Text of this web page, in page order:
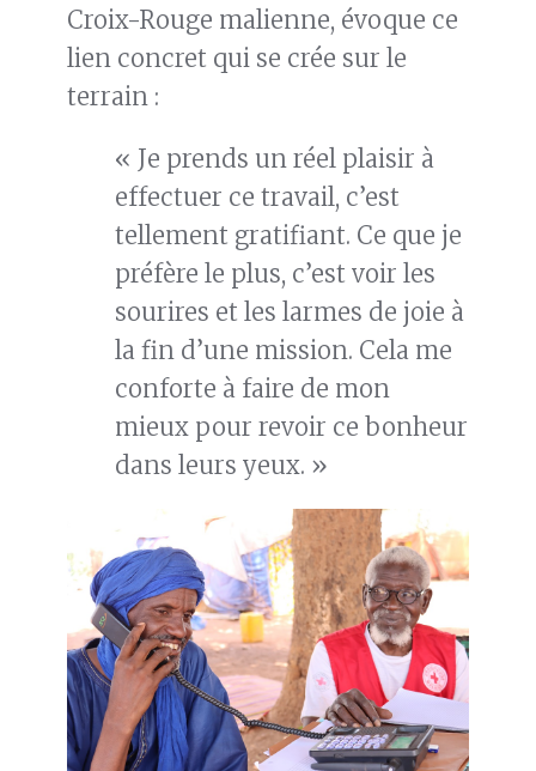
Croix-Rouge malienne, évoque ce
lien concret qui se crée sur le
terrain :
« Je prends un réel plaisir à
effectuer ce travail, c’est
tellement gratifiant. Ce que je
préfère le plus, c’est voir les
sourires et les larmes de joie à
la fin d’une mission. Cela me
conforte à faire de mon
mieux pour revoir ce bonheur
dans leurs yeux. »